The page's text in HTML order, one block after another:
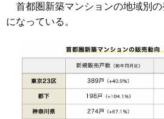
首都圏新築マンションの地域別の
になっている。